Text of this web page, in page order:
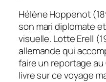
Hélène Hoppenot
son mari diplomate
visuelle. Lotte Erell
allemande qui
faire un reportage au
livre sur ce voyage